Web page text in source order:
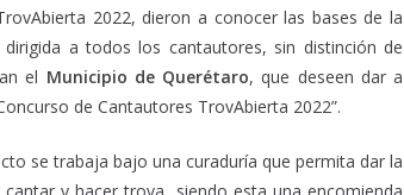
2022, dieron a conocer las bases de la
a todos los cantautores, sin distinción de
el Municipio de Querétaro, que deseen dar a
de Cantautores TrovAbierta 2022”.
se trabaja bajo una curaduría que permita dar la